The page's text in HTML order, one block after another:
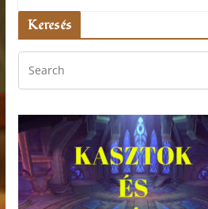
Keresés